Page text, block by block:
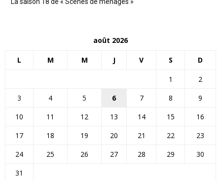
La saison 18 de « Scènes de ménages »
août 2026
L M M J V S D
1
2
3
4 5 6 7 8
9
10
11 12 13 14 15
16
17
18 19 20 21 22
23
24
25 26 27 28 29
30
31